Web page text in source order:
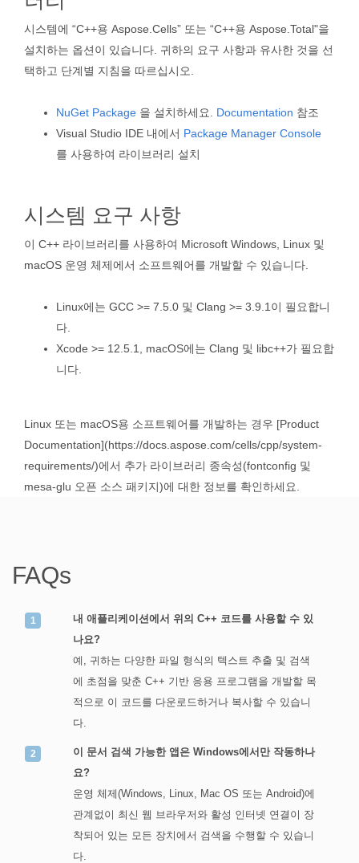
시스템에 “C++용 Aspose.Cells” 또는 “C++용 Aspose.Total"을
설치하는 옵션이 있습니다. 귀하의 요구 사항과 유사한 것을 선
택하고 단계별 지침을 따르십시오.
NuGet Package 을 설치하세요. Documentation 참조
Visual Studio IDE 내에서 Package Manager Console
를 사용하여 라이브러리 설치
시스템 요구 사항
이 C++ 라이브러리를 사용하여 Microsoft Windows, Linux 및
macOS 운영 체제에서 소프트웨어를 개발할 수 있습니다.
Linux에는 GCC >= 7.5.0 및 Clang >= 3.9.1이 필요합니
다.
Xcode >= 12.5.1, macOS에는 Clang 및 libc++가 필요합
니다.
Linux 또는 macOS용 소프트웨어를 개발하는 경우 [Product
Documentation](https://docs.aspose.com/cells/cpp/system-
requirements/)에서 추가 라이브러리 종속성(fontconfig 및
mesa-glu 오픈 소스 패키지)에 대한 정보를 확인하세요.
FAQs
내 애플리케이션에서 위의 C++ 코드를 사용할 수 있
나요?
예, 귀하는 다양한 파일 형식의 텍스트 추출 및 검색
에 초점을 맞춘 C++ 기반 응용 프로그램을 개발할 목
적으로 이 코드를 다운로드하거나 복사할 수 있습니
다.
이 문서 검색 가능한 앱은 Windows에서만 작동하나
요?
운영 체제(Windows, Linux, Mac OS 또는 Android)에
관계없이 최신 웹 브라우저와 활성 인터넷 연결이 장
착되어 있는 모든 장치에서 검색을 수행할 수 있습니
다.